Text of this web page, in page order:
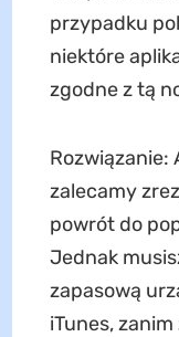
przypadku
niektóre
zgodne z tą
Rozwiązanie:
zalecamy
powrót do
Jednak
zapasową
iTunes,